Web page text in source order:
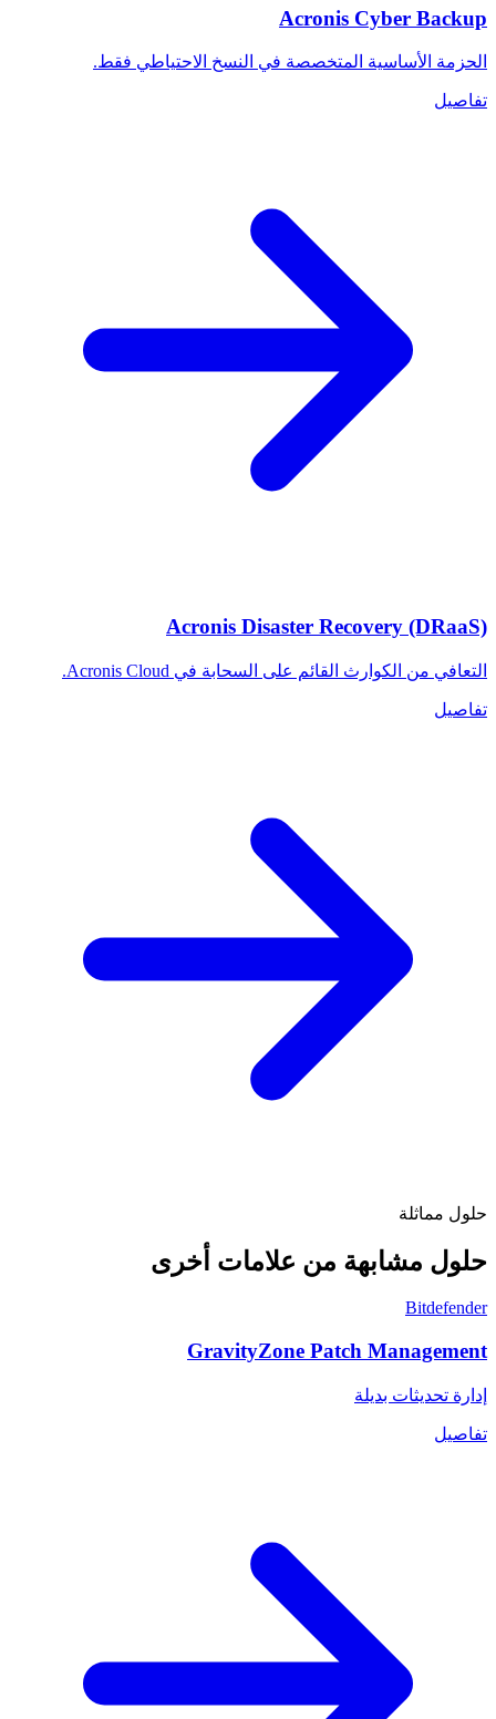
Acronis Cyber Backup
الحزمة الأساسية المتخصصة في النسخ الاحتياطي فقط.
تفاصيل
Acronis Disaster Recovery (DRaaS)
التعافي من الكوارث القائم على السحابة في Acronis Cloud.
تفاصيل
حلول مماثلة
حلول مشابهة من علامات أخرى
Bitdefender
GravityZone Patch Management
إدارة تحديثات بديلة
تفاصيل